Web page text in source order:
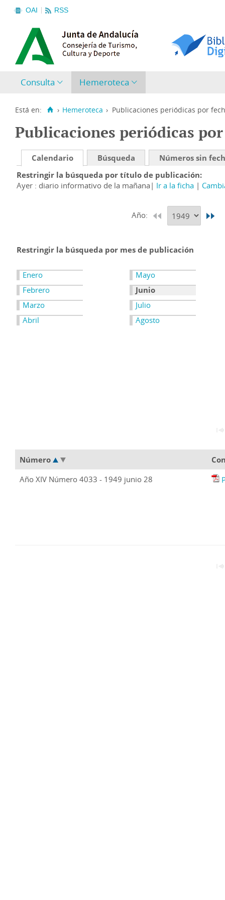
OAI RSS
Consulta Hemeroteca
Está en: › Hemeroteca › Publicaciones periódicas por
Publicaciones periódicas
Calendario Búsqueda
Números sin
Restringir la búsqueda por título de publicación
Ayer : diario informativo de la mañana
Ir a la ficha
Año:
Restringir la búsqueda por mes de publicación
Enero
Febrero
Marzo
Abril
Mayo
Junio
Julio
Agosto
Número
Año XIV Número 4033 - 1949 junio 28